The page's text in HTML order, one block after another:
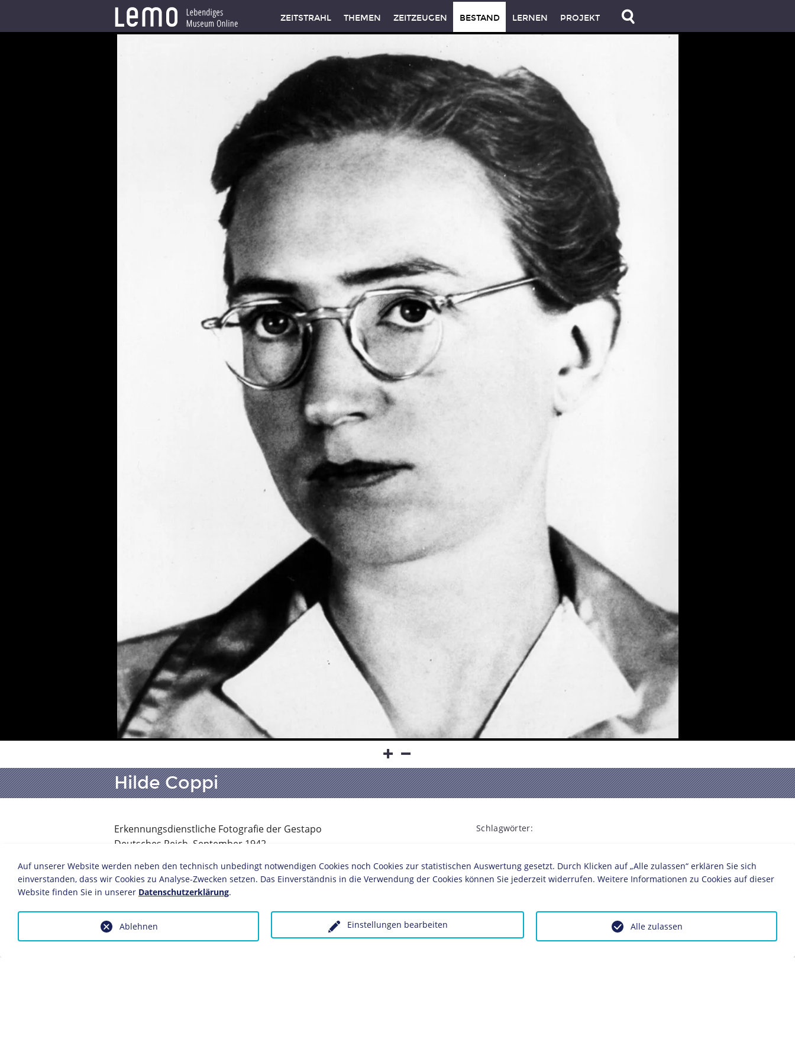
ZEITSTRAHL THEMEN ZEITZEUGEN BESTAND LERNEN PROJEKT
Hilde Coppi
Erkennungsdienstliche Fotografie der Gestapo
Deutsches Reich, September 1942
Bildnachweis: Deutsches Historisches Museum, Berlin
Inv.-Nr.: F 72/287
Als "Rote Kapelle" bezeichnete die Geheime Staatspolizei(Gestapo) verschiedene
Widerstandsgruppen um
Harro Schulze-Boysen. Diese hatten
1941 die Sowjetunion über den geplanten deutschen Angriff informiert.Hilde
Schlagwörter:
Auf unserer Website werden neben den technisch unbedingt notwendigen Cookies noch Cookies zur statistischen Auswertung gesetzt. Durch Klicken auf „Alle zulassen“ erklären Sie sich
einverstanden, dass wir Cookies zu Analyse-Zwecken setzen. Das Einverständnis in die Verwendung der Cookies können Sie jederzeit widerrufen. Weitere Informationen zu Cookies auf dieser
Website finden Sie in unserer Datenschutzerklärung.
Einstellungen bearbeiten
Ablehnen Alle zulassen